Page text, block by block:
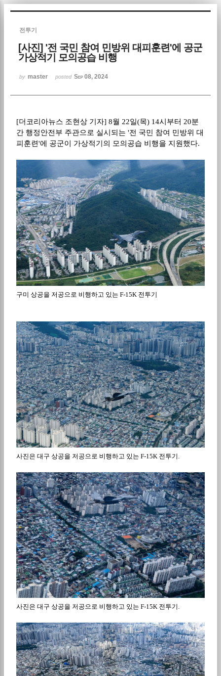
전투기
[사진] '전 국민 참여 민방위 대피훈련'에 공군
가상적기 모의공습 비행
by master posted Sep 08, 2024
[더코리아뉴스 조현상 기자] 8월 22일(목) 14시부터 20분
간 행정안전부 주관으로 실시되는 '전 국민 참여 민방위 대
피훈련'에 공군이 가상적기의 모의공습 비행을 지원했다.
구미 상공을 저공으로 비행하고 있는 F-15K 전투기
사진은 대구 상공을 저공으로 비행하고 있는 F-15K 전투기
사진은 대구 상공을 저공으로 비행하고 있는 F-15K 전투기 .
Sketchbook5, 스케치북5
Sketchbook5, 스케치북5